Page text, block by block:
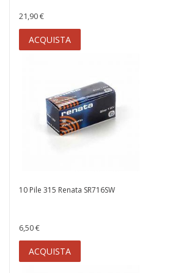
21,90 €
ACQUISTA
10 Pile 315 Renata SR716SW
6,50 €
ACQUISTA